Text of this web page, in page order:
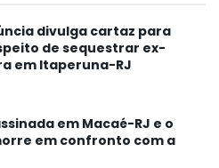
divulga cartaz para
de sequestrar ex-
em Itaperuna-RJ
em Macaé-RJ e o
em confronto com a